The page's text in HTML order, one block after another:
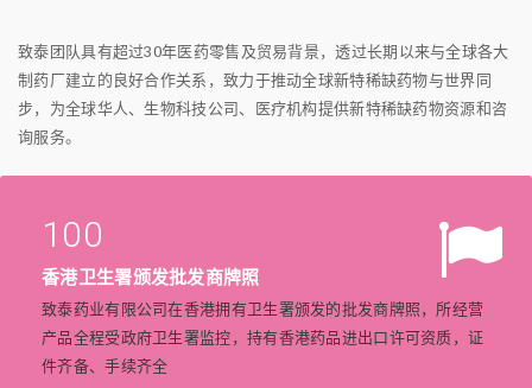
致泰团队具有超过30年医药零售及贸易背景，透过长期以来与全球各大
制药厂建立的良好合作关系，致力于推动全球新特稀缺药物与世界同
步，为全球华人、生物科技公司、医疗机构提供新特稀缺药物资源和咨
询服务。
100
香港卫生署颁发批发商牌照
致泰药业有限公司在香港拥有卫生署颁发的批发商牌照，所经营
产品全程受政府卫生署监控，持有香港药品进出口许可资质，证
件齐备、手续齐全